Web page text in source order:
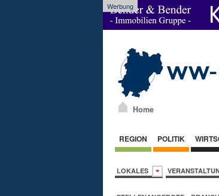
Werbung
Home
REGION POLITIK
LOKALES